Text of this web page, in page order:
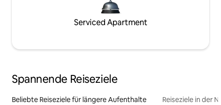
Serviced Apartment
Spannende Reiseziele
Beliebte Reiseziele für längere Aufenthalte Reiseziele in der